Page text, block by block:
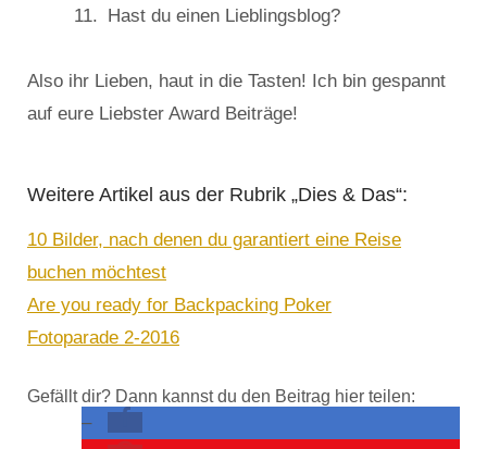
Hast du einen Lieblingsblog?
Also ihr Lieben, haut in die Tasten! Ich bin gespannt
auf eure Liebster Award Beiträge!
Weitere Artikel aus der Rubrik „Dies & Das“:
10 Bilder, nach denen du garantiert eine Reise
buchen möchtest
Are you ready for Backpacking Poker
Fotoparade 2-2016
Gefällt dir? Dann kannst du den Beitrag hier teilen: